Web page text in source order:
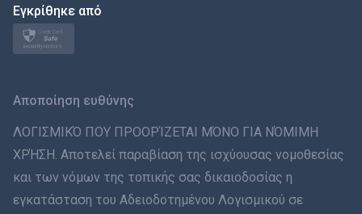
日本
ภาษาไทย
Dansk
Εγκρίθηκε από
Αποποίηση ευθύνης
ΛΟΓΙΣΜΙΚΌ ΠΟΥ ΠΡΟΟΡΊΖΕΤΑΙ ΜΌΝΟ ΓΙΑ ΝΌΜΙΜΗ
ΧΡΉΣΗ. Αποτελεί παραβίαση της ισχύουσας νομοθεσίας
και των νόμων της τοπικής σας δικαιοδοσίας η
εγκατάσταση του Αδειοδοτημένου Λογισμικού σε